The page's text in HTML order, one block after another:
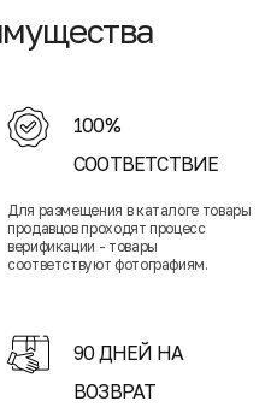
100%
СООТВЕТСТВИЕ
Для размещения в каталоге товары
продавцов проходят процесс
верификации - товары
соответствуют фотографиям.
90 ДНЕЙ НА
ВОЗВРАТ